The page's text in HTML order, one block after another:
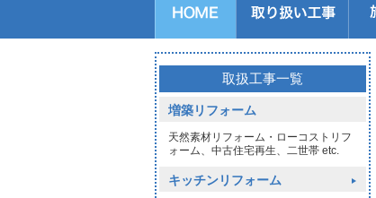
キッチンのリフォーム
バスルームのリフォーム
トイレのリフォーム
洗面所のリフォーム
給湯器交換
窓リフォーム
玄関リフォーム
1DAYリフォーム
外壁・屋根塗装
取扱工事一覧
増築リフォーム
天然素材リフォーム・ローコストリフ
ォーム、中古住宅再生、二世帯 etc.
キッチンリフォーム